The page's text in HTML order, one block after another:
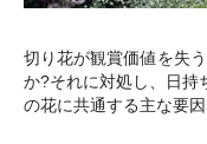
切り花が観賞価値を失
か?それに対処し、日持
の花に共通する主な要